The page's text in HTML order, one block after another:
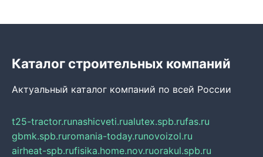
Каталог строительных компаний
Актуальный каталог компаний по всей России
t25-tractor.runashicveti.rualutex.spb.rufas.ru
gbmk.spb.ruromania-today.runovoizol.ru
airheat-spb.rufisika.home.nov.ruorakul.spb.ru